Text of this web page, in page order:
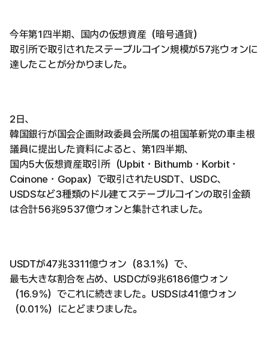
今年第1四半期、国内の仮想資産（暗号通貨）
取引所で取引されたステーブルコイン規模が57兆ウォンに
達したことが分かりました。
2日、
韓国銀行が国会企画財政委員会所属の祖国革新党の車圭根
議員に提出した資料によると、第1四半期、
国内5大仮想資産取引所（Upbit・Bithumb・Korbit・
Coinone・Gopax）で取引されたUSDT、USDC、
USDSなど3種類のドル建てステーブルコインの取引金額
は合計56兆9537億ウォンと集計されました。
USDTが47兆3311億ウォン（83.1％）で、
最も大きな割合を占め、USDCが9兆6186億ウォン
（16.9％）でこれに続きました。USDSは41億ウォン
（0.01％）にとどまりました。